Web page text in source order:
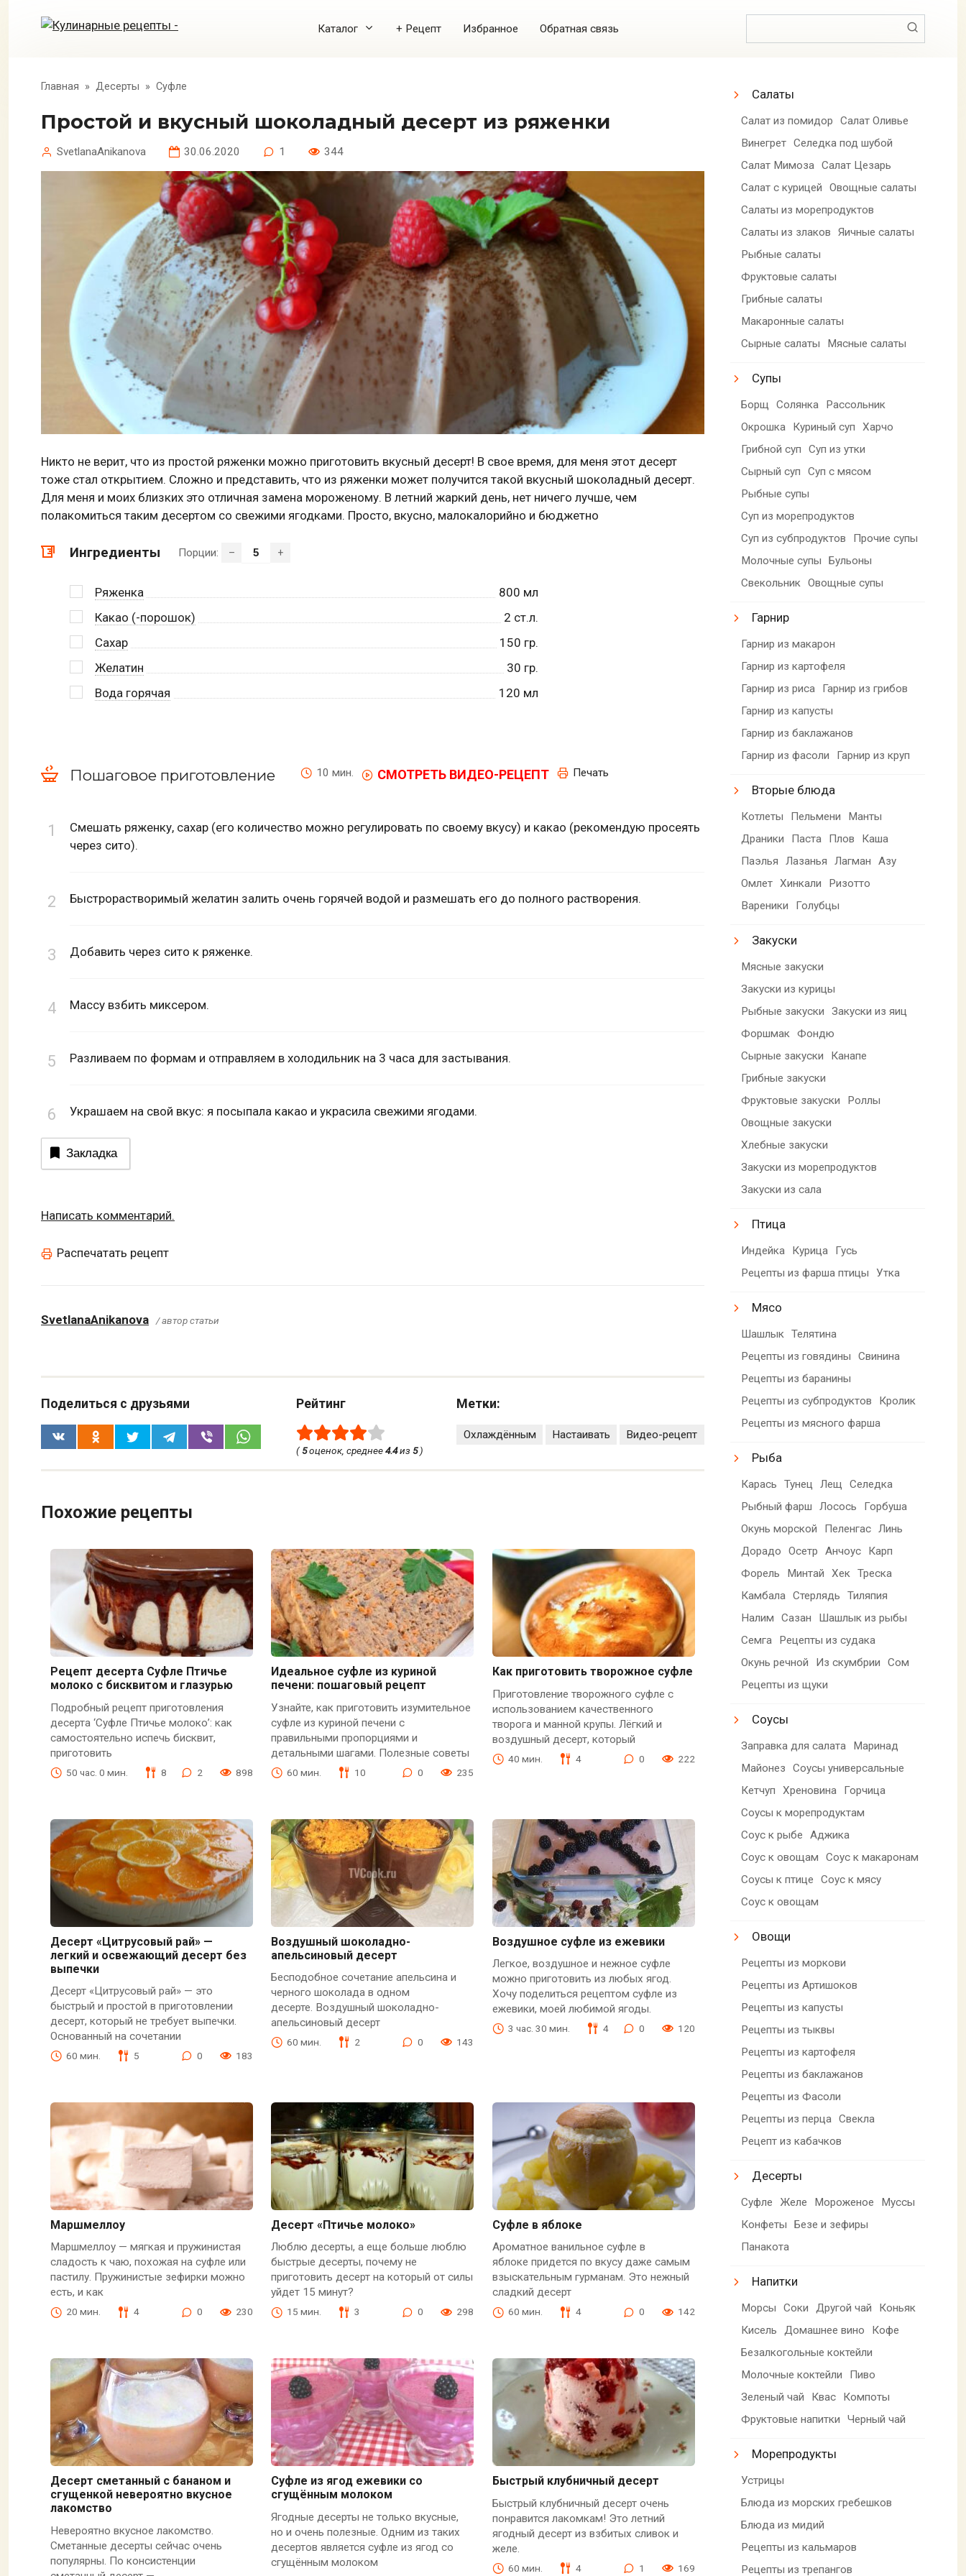
Каталог + Рецепт Избранное Обратная связь
Главная » Десерты » Суфле
Простой и вкусный шоколадный десерт из ряженки
SvetlanaAnikanova 30.06.2020 1 344
Никто не верит, что из простой ряженки можно приготовить вкусный десерт! В свое время, для меня этот десерт
тоже стал открытием. Сложно и представить, что из ряженки может получится такой вкусный шоколадный десерт.
Для меня и моих близких это отличная замена мороженому. В летний жаркий день, нет ничего лучше, чем
полакомиться таким десертом со свежими ягодками. Просто, вкусно, малокалорийно и бюджетно
Ингредиенты Порции: – +
Ряженка 800 мл
Какао (-порошок)
2 ст.л.
Сахар
150 гр.
Желатин
30 гр.
Вода горячая
120 мл
Пошаговое приготовление 10 мин. СМОТРЕТЬ ВИДЕО-РЕЦЕПТ Печать
Смешать ряженку, сахар (его количество можно регулировать по своему вкусу) и какао (рекомендую просеять
через сито).
Быстрорастворимый желатин залить очень горячей водой и размешать его до полного растворения.
Добавить через сито к ряженке.
Массу взбить миксером.
Разливаем по формам и отправляем в холодильник на 3 часа для застывания.
Украшаем на свой вкус: я посыпала какао и украсила свежими ягодами.
Закладка
Написать комментарий.
Распечатать рецепт
SvetlanaAnikanova / автор статьи
Поделиться с друзьями Рейтинг
(5оценок, среднее4.4из 5)
Метки:
Охлаждённым Настаивать Видео-рецепт
Похожие рецепты
Рецепт десерта Суфле Птичье
молоко с бисквитом и глазурью
Подробный рецепт приготовления
десерта ‘Суфле Птичье молоко’: как
самостоятельно испечь бисквит,
приготовить
50 час. 0 мин. 8 2 898
Идеальное суфле из куриной
печени: пошаговый рецепт
Узнайте, как приготовить изумительное
суфле из куриной печени с
правильными пропорциями и
детальными шагами. Полезные советы
60 мин. 10 0 235
Как приготовить творожное суфле
Приготовление творожного суфле с
использованием качественного
творога и манной крупы. Лёгкий и
воздушный десерт, который
40 мин. 4 0 222
Десерт «Цитрусовый рай» —
легкий и освежающий десерт без
выпечки
Десерт «Цитрусовый рай» — это
быстрый и простой в приготовлении
десерт, который не требует выпечки.
Основанный на сочетании
60 мин. 5 0 183
Воздушный шоколадно-
апельсиновый десерт
Бесподобное сочетание апельсина и
черного шоколада в одном
десерте. Воздушный шоколадно-
апельсиновый десерт
60 мин. 2 0 143
Воздушное суфле из ежевики
Легкое, воздушное и нежное суфле
можно приготовить из любых ягод.
Хочу поделиться рецептом суфле из
ежевики, моей любимой ягоды.
3 час. 30 мин. 4 0 120
Маршмеллоу
Маршмеллоу — мягкая и пружинистая
сладость к чаю, похожая на суфле или
пастилу. Пружинистые зефирки можно
есть, и как
20 мин. 4 0 230
Десерт «Птичье молоко»
Люблю десерты, а еще больше люблю
быстрые десерты, почему не
приготовить десерт на который от силы
уйдет 15 минут?
15 мин. 3 0 298
Суфле в яблоке
Ароматное ванильное суфле в
яблоке придется по вкусу даже самым
взыскательным гурманам. Это нежный
сладкий десерт
60 мин. 4 0 142
Десерт сметанный с бананом и
сгущенкой невероятно вкусное
лакомство
Невероятно вкусное лакомство.
Сметанные десерты сейчас очень
популярны. По консистенции
Суфле из ягод ежевики со
сгущённым молоком
Ягодные десерты не только вкусные,
но и очень полезные. Одним из таких
десертов является суфле из ягод со
сгущённым молоком
Быстрый клубничный десерт
Быстрый клубничный десерт очень
понравится лакомкам! Это летний
ягодный десерт из взбитых сливок и
желе.
60 мин. 4 1 169
Салаты
Салат из помидор
Салат Оливье
Винегрет Селедка под шубой
Салат Мимоза Салат Цезарь
Салат с курицей
Овощные салаты
Салаты из морепродуктов
Салаты из злаков
Яичные салаты
Рыбные салаты
Фруктовые салаты
Грибные салаты
Макаронные салаты
Сырные салаты
Мясные салаты
Супы
Борщ Солянка
Рассольник
Окрошка
Куриный суп
Харчо
Грибной суп
Суп из утки
Сырный суп
Суп с мясом
Рыбные супы
Суп из морепродуктов
Суп из субпродуктов
Прочие супы
Молочные супы
Бульоны
Свекольник Овощные супы
Гарнир
Гарнир из макарон
Гарнир из картофеля
Гарнир из риса
Гарнир из грибов
Гарнир из капусты
Гарнир из баклажанов
Гарнир из фасоли
Гарнир из круп
Вторые блюда
Котлеты Пельмени
Манты
Драники
Паста Плов
Каша
Паэлья
Лазанья Лагман
Азу
Омлет Хинкали
Ризотто
Вареники
Голубцы
Закуски
Мясные закуски
Закуски из курицы
Рыбные закуски
Закуски из яиц
Форшмак Фондю
Сырные закуски
Канапе
Грибные закуски
Фруктовые закуски
Роллы
Овощные закуски
Хлебные закуски
Закуски из морепродуктов
Закуски из сала
Птица
Индейка Курица
Гусь
Рецепты из фарша птицы
Утка
Мясо
Шашлык Телятина
Рецепты из говядины
Свинина
Рецепты из баранины
Рецепты из субпродуктов
Кролик
Рецепты из мясного фарша
Рыба
Карась Тунец Лещ
Селедка
Рыбный фарш
Лосось
Горбуша
Окунь морской
Пеленгас Линь
Дорадо
Осетр Анчоус
Карп
Форель
Минтай Хек Треска
Камбала Стерлядь
Тиляпия
Налим
Сазан
Шашлык из рыбы
Семга
Рецепты из судака
Окунь речной
Из скумбрии
Сом
Рецепты из щуки
Соусы
Заправка для салата
Маринад
Майонез
Соусы универсальные
Кетчуп
Хреновина
Горчица
Соусы к морепродуктам
Соус к рыбе
Аджика
Соус к овощам
Соус к макаронам
Соусы к птице
Соус к мясу
Соус к овощам
Овощи
Рецепты из моркови
Рецепты из Артишоков
Рецепты из капусты
Рецепты из тыквы
Рецепты из картофеля
Рецепты из баклажанов
Рецепты из Фасоли
Рецепты из перца Свекла
Рецепт из кабачков
Десерты
Суфле Желе Мороженое
Муссы
Конфеты
Безе и зефиры
Панакота
Напитки
Морсы Соки Другой чай
Коньяк
Кисель
Домашнее вино
Кофе
Безалкогольные коктейли
Молочные коктейли
Пиво
Зеленый чай
Квас
Компоты
Фруктовые напитки
Черный чай
Морепродукты
Устрицы
Блюда из морских гребешков
Блюда из мидий
Рецепты из кальмаров
Рецепты из трепангов